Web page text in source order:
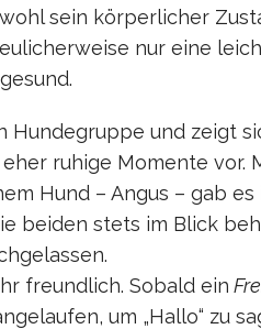
sein körperlicher
nur eine
Hundegruppe und zeigt
ruhige Momente vor.
Hund – Angus – gab
beiden stets im Blick
freundlich. Sobald ein
um „Hallo“ zu